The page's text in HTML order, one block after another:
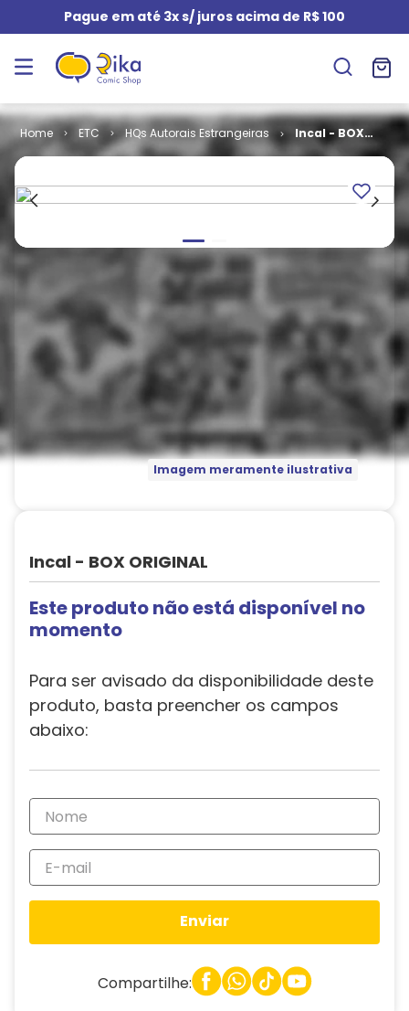
Pague em até 3x s/ juros acima de R$ 100
ETC HQs Autorais Estrangeiras
Incal - BOX
ORIGINAL
Imagem meramente ilustrativa
Incal - BOX ORIGINAL
Este produto não está disponível no
momento
Para ser avisado da disponibilidade deste
produto, basta preencher os campos
abaixo:
Enviar
Compartilhe: